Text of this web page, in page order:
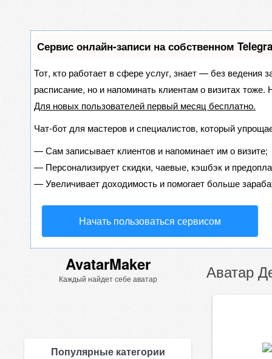
Сервис онлайн-записи на собственном
Тот, кто работает в сфере услуг, знает — без ведения
расписание, но и напоминать клиентам о визитах
Для новых пользователей первый месяц бесплатно.
Чат-бот для мастеров и специалистов, который
—Сам записывает клиентов и напоминает им о визите;
— Персонализирует скидки, чаевые, кэшбэк и
—Увеличивает доходимость и помогает больше
Начать пользоваться сервисом
AvatarMaker
Каждый найдет себе аватар
Популярные категории
Аватар